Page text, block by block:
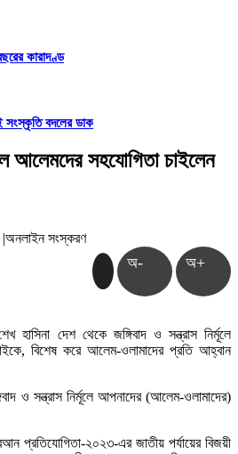
কারাদণ্ড
সংস্কৃতি বদলের ডাক
আলেমদের সহযোগিতা চাইলেন
|অনলাইন সংস্করণ
অ- অ+
হাসিনা দেশ থেকে জঙ্গিবাদ ও সন্ত্রাস নির্মূলে
বিশেষ করে আলেম-ওলামাদের প্রতি আহ্বান
ও সন্ত্রাস নির্মূলে আপনাদের (আলেম-ওলামাদের)
প্রতিযোগিতা-২০২৩-এর জাতীয় পর্যায়ের বিজয়ী